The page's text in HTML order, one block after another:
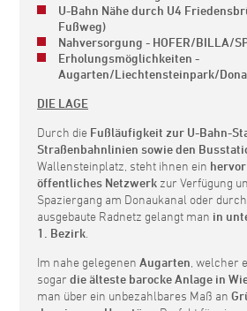
U-Bahn Nähe durch U4
Fußweg)
Nahversorgung - HOFER/BILLA/
Erholungsmöglichkeiten -
Augarten/Liechtensteinpark/
DIE LAGE
Durch die Fußläufigkeit zur U-Bahn-
Straßenbahnlinien sowie den
Wallensteinplatz, steht ihnen ein
öffentliches Netzwerk zur Verfügung
Spaziergang am Donaukanal oder
ausgebaute Radnetz gelangt man in
1. Bezirk
Im nahe gelegenen Augarten , welcher
sogar die älteste barocke Anlage in
man über ein unbezahlbares Maß an